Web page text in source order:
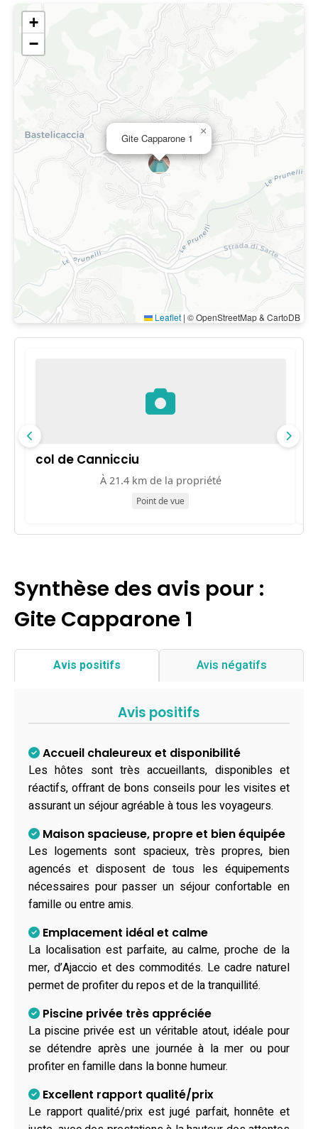
Gite Capparone 1
×
+
−
Leaflet | © OpenStreetMap & CartoDB
col de Cannicciu
À 21.4 km de la propriété
Point de vue
Synthèse des avis pour :
Gite Capparone 1
Avis positifs Avis négatifs
Avis positifs
Accueil chaleureux et disponibilité
Les hôtes sont très accueillants, disponibles et
réactifs, offrant de bons conseils pour les visites et
assurant un séjour agréable à tous les voyageurs.
Maison spacieuse, propre et bien équipée
Les logements sont spacieux, très propres, bien
agencés et disposent de tous les équipements
nécessaires pour passer un séjour confortable en
famille ou entre amis.
Emplacement idéal et calme
La localisation est parfaite, au calme, proche de la
mer, d’Ajaccio et des commodités. Le cadre naturel
permet de profiter du repos et de la tranquillité.
Piscine privée très appréciée
La piscine privée est un véritable atout, idéale pour
se détendre après une journée à la mer ou pour
profiter en famille dans la bonne humeur.
Excellent rapport qualité/prix
Le rapport qualité/prix est jugé parfait, honnête et